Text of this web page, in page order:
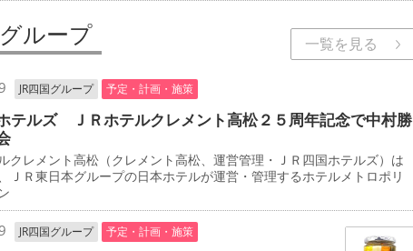
ループ 一覧を見る
JR四国グループ 予定・計画・施策
テルズ ＪＲホテルクレメント高松２５周年記念で中村勝
クレメント高松（クレメント高松、運営管理・ＪＲ四国ホテルズ）は
ＪＲ東日本グループの日本ホテルが運営・管理するホテルメトロポリ
JR四国グループ 予定・計画・施策